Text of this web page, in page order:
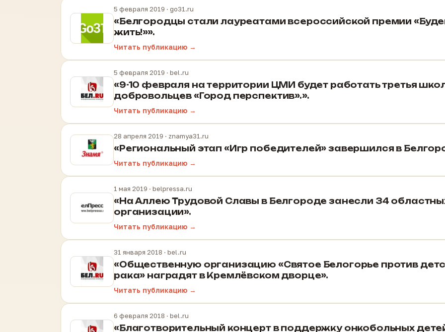
5 февраля 2019 · go31.ru
«Белгородцы стали лауреатами всероссийской премии
жить!»».
Читать публикацию →
5 февраля 2019 · bel.ru
«9-10 февраля на территории ЦМИ будет работать третья
добровольцев «Город перспектив».».
Читать публикацию →
28 апреля 2019 · znamya31.ru
«Региональный этап «Игр победителей» завершился в
Читать публикацию →
1 мая 2019 · belpressa.ru
«На Аллею Трудовой Славы в Белгороде занесли 34
организации».
Читать публикацию →
31 января 2018 · bel.ru
«Общественную организацию «Святое Белогорье против
рака» наградят в Кремлёвском дворце».
Читать публикацию →
6 февраля 2018 · bel.ru
«Благотворительный концерт в поддержку онкобольных